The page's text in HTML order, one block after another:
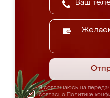
Я соглашаюсь на
согласно Политике